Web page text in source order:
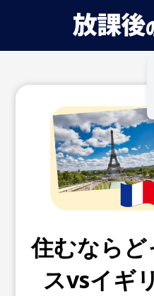
住むなら
スvsイギ